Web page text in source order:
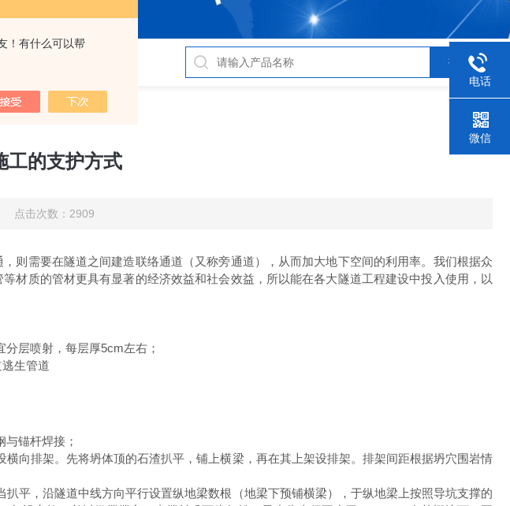
！有什么可以帮
子量聚乙烯管,超高管
工的支护方式
点击次数：2909
需要在隧道之间建造联络通道（又称旁通道），从而加大地下空间的利用率。我们根据众
材质的管材更具有显著的经济效益和社会效益，所以能在各大隧道工程建设中投入使用，以
层喷射，每层厚5cm左右；
生管道
锚杆焊接；
排架。先将坍体顶的石渣扒平，铺上横梁，再在其上架设排架。排架间距根据坍穴围岩情
，沿隧道中线方向平行设置纵地梁数根（地梁下预铺横梁），于纵地梁上按照导坑支撑的
电话
微信